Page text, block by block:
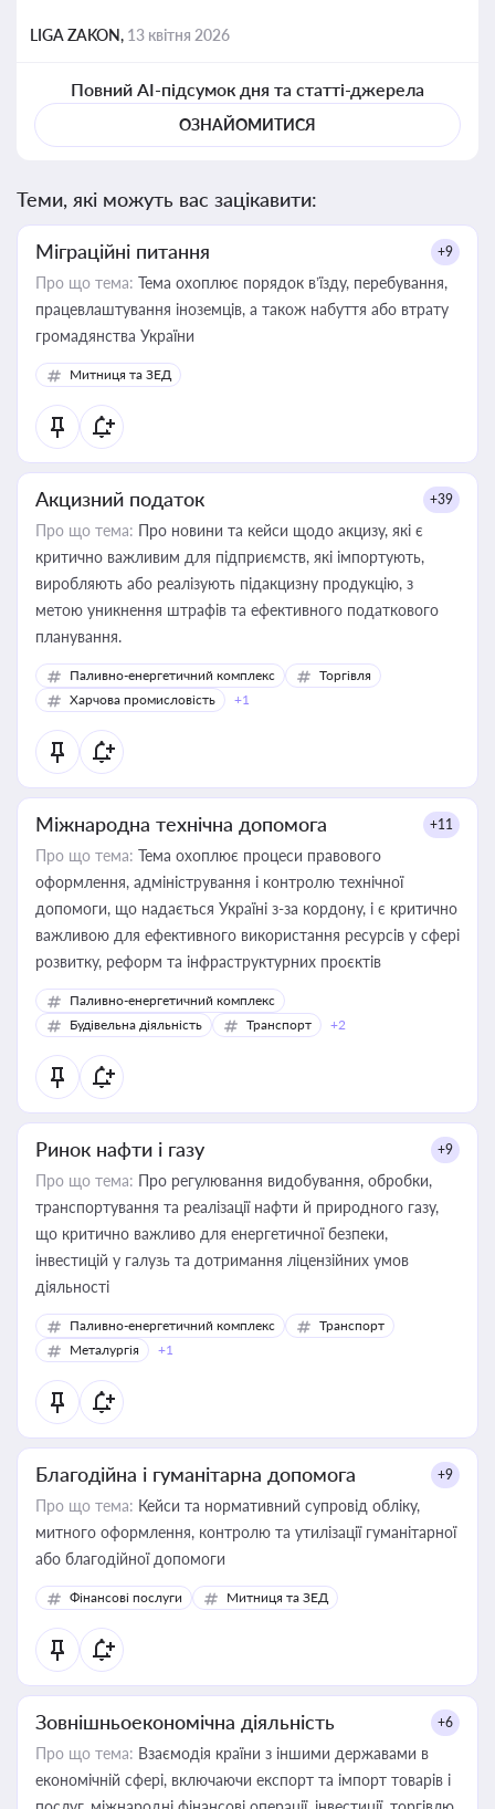
LIGA ZAKON, 13 квітня 2026
Повний AI-підсумок дня та статті-джерела
ОЗНАЙОМИТИСЯ
Теми, які можуть вас зацікавити:
Міграційні питання +9
Про що тема: Тема охоплює порядок в’їзду, перебування,
працевлаштування іноземців, а також набуття або втрату
громадянства України
Митниця та ЗЕД
Акцизний податок +39
Про що тема: Про новини та кейси щодо акцизу, які є
критично важливим для підприємств, які імпортують,
виробляють або реалізують підакцизну продукцію, з
метою уникнення штрафів та ефективного податкового
планування.
Паливно-енергетичний комплекс
Торгівля
Харчова промисловість
+1
Міжнародна технічна допомога +11
Про що тема: Тема охоплює процеси правового
оформлення, адміністрування і контролю технічної
допомоги, що надається Україні з-за кордону, і є критично
важливою для ефективного використання ресурсів у сфері
розвитку, реформ та інфраструктурних проєктів
Паливно-енергетичний комплекс
Будівельна діяльність
Транспорт +2
Ринок нафти і газу +9
Про що тема: Про регулювання видобування, обробки,
транспортування та реалізації нафти й природного газу,
що критично важливо для енергетичної безпеки,
інвестицій у галузь та дотримання ліцензійних умов
діяльності
Паливно-енергетичний комплекс
Транспорт
Металургія
+1
Благодійна і гуманітарна допомога +9
Про що тема: Кейси та нормативний супровід обліку,
митного оформлення, контролю та утилізації гуманітарної
або благодійної допомоги
Фінансові послуги Митниця та ЗЕД
Зовнішньоекономічна діяльність +6
Про що тема: Взаємодія країни з іншими державами в
економічній сфері, включаючи експорт та імпорт товарів і